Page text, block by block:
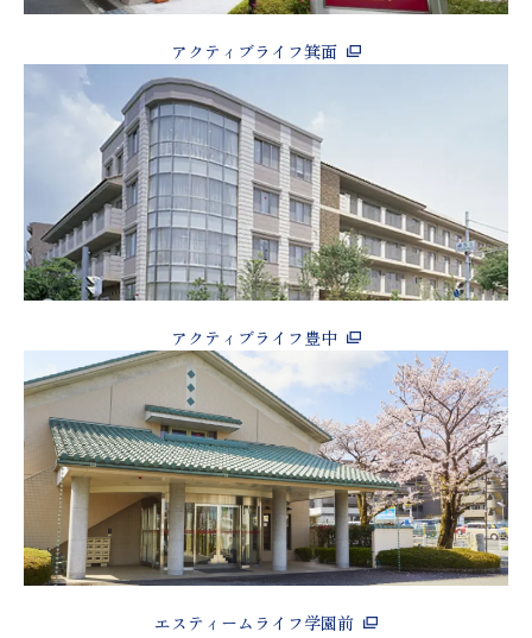
アクティブライフ箕面
アクティブライフ豊中
エスティームライフ学園前